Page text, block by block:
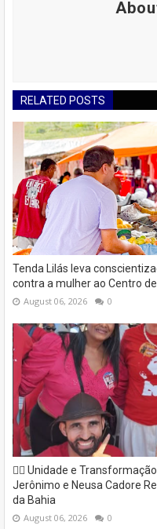
RELATED POSTS
Tenda Lilás leva
contra a mulher ao Centro
August 06, 2026 0
✊🏽 Unidade e
Jerônimo e Neusa Cadore
da Bahia
August 06, 2026 0